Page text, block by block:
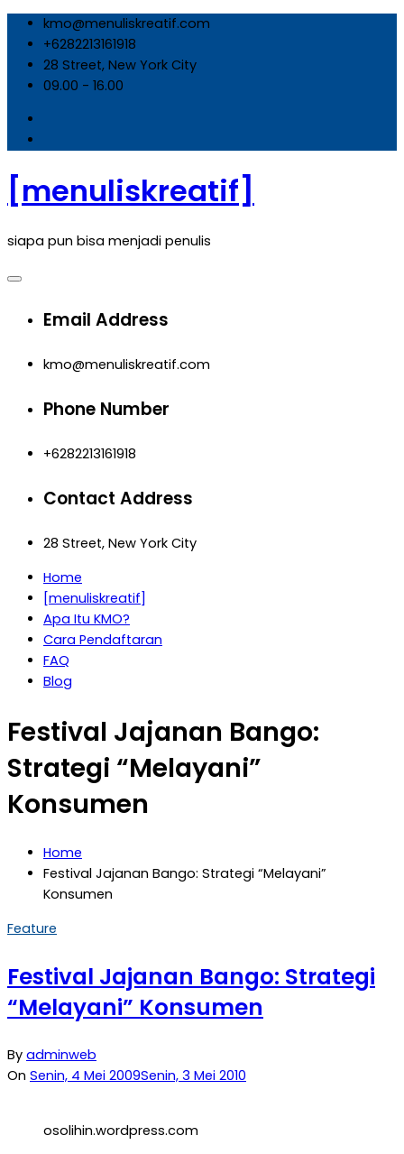
Skip
content
kmo@menuliskreatif.com
+6282213161918
28 Street, New York City
09.00 - 16.00
[menuliskreatif]
siapa pun bisa menjadi penulis
Email Address
kmo@menuliskreatif.com
Phone Number
+6282213161918
Contact Address
28 Street, New York City
Home
[menuliskreatif]
Apa Itu KMO?
Cara Pendaftaran
FAQ
Blog
Festival Jajanan Bango:
Strategi “Melayani”
Konsumen
Home
Festival Jajanan Bango: Strategi “Melayani”
Konsumen
Feature
Festival Jajanan Bango: Strategi
“Melayani” Konsumen
By adminweb
On Senin, 4 Mei 2009Senin, 3 Mei 2010
osolihin.wordpress.com